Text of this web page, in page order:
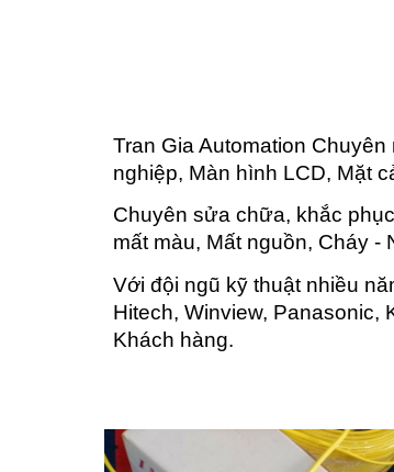
Tran Gia Automation
nghiệp, Màn hình LCD, Mặt
Chuyên sửa chữa, khắc
mất màu, Mất nguồn, Cháy -
Với đội ngũ kỹ thuật nhiều
Hitech, Winview, Panasonic,
Khách hàng.